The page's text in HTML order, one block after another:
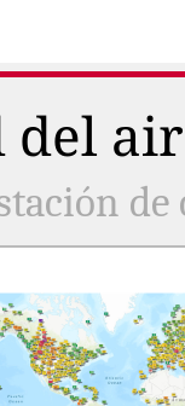
del
de